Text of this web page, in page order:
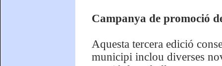
Campanya de promoció
Aquesta tercera edició
municipi inclou diverses